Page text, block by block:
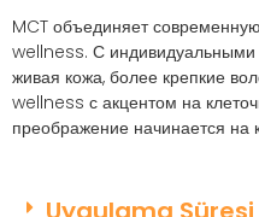
MCT объединяет
wellness. С
живая кожа, более крепкие
wellness с акцентом на
преображение начинается на